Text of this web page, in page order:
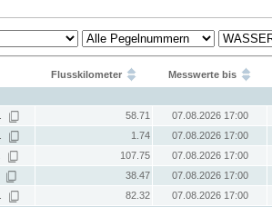
Flusskilometer Messwerte bis
58.71
07.08.2026 17:00
1.74
07.08.2026 17:00
107.75
07.08.2026 17:00
38.47
07.08.2026 17:00
82.32
07.08.2026 17:00